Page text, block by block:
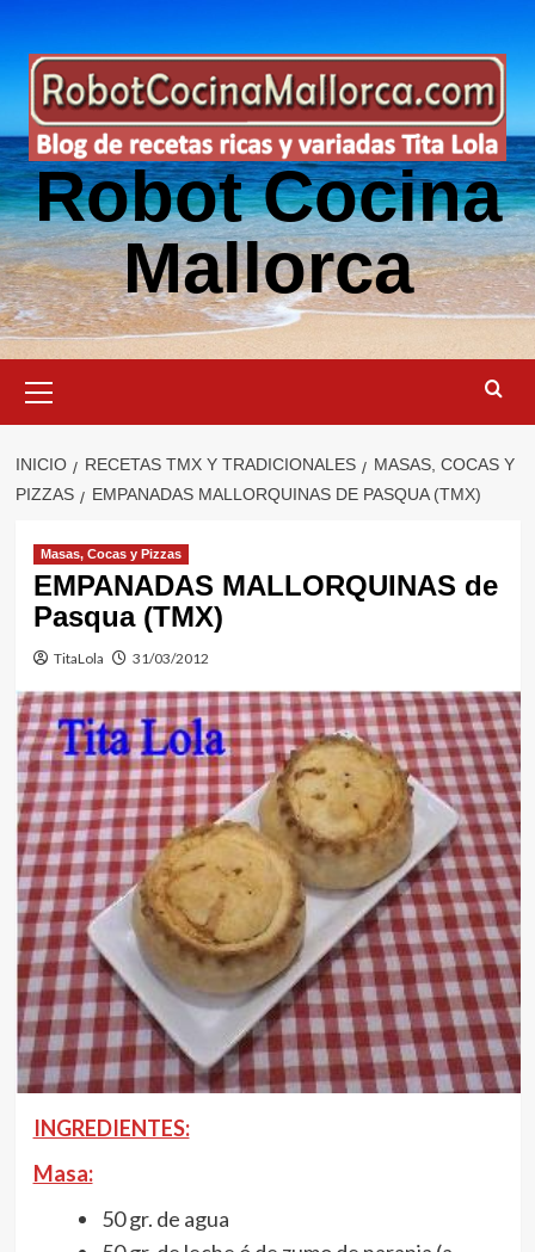
contenido
Robot Cocina
Mallorca
primario
INICIO RECETAS TMX Y TRADICIONALES
MASAS, COCAS Y
PIZZAS
EMPANADAS MALLORQUINAS DE PASQUA (TMX)
Masas, Cocas y Pizzas
EMPANADAS MALLORQUINAS de
Pasqua (TMX)
TitaLola 31/03/2012
INGREDIENTES:
Masa:
50 gr. de agua